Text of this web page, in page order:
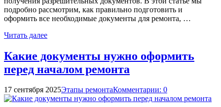
подробно рассмотрим, как правильно подготовить и
оформить все необходимые документы для ремонта, …
Читать далее
Какие документы нужно оформить
перед началом ремонта
17 сентября 2025Этапы ремонтаКомментарии: 0